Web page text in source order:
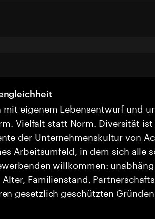
mit eigenem Lebensentwurf und
Vielfalt statt Norm. Diversität ist
der Unternehmenskultur von
Arbeitsumfeld, in dem sich alle
willkommen:
Familienstand,
gesetzlich geschützten Gründen.